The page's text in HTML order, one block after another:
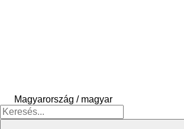
Magyarország / magyar